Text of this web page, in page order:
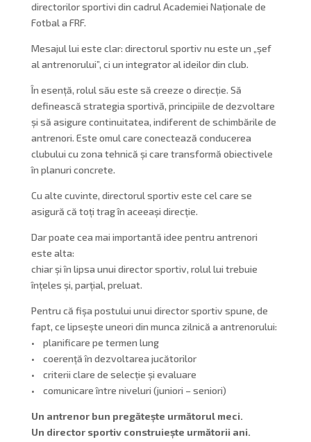
directorilor sportivi din cadrul Academiei Naționale de
Fotbal a FRF.
Mesajul lui este clar: directorul sportiv nu este un „șef
al antrenorului”, ci un integrator al ideilor din club.
În esență, rolul său este să creeze o direcție. Să
definească strategia sportivă, principiile de dezvoltare
și să asigure continuitatea, indiferent de schimbările de
antrenori. Este omul care conectează conducerea
clubului cu zona tehnică și care transformă obiectivele
în planuri concrete.
Cu alte cuvinte, directorul sportiv este cel care se
asigură că toți trag în aceeași direcție.
Dar poate cea mai importantă idee pentru antrenori
este alta:
chiar și în lipsa unui director sportiv, rolul lui trebuie
înțeles și, parțial, preluat.
Pentru că fișa postului unui director sportiv spune, de
fapt, ce lipsește uneori din munca zilnică a antrenorului:
• planificare pe termen lung
• coerență în dezvoltarea jucătorilor
• criterii clare de selecție și evaluare
• comunicare între niveluri (juniori – seniori)
Un antrenor bun pregătește următorul meci.
Un director sportiv construiește următorii ani.